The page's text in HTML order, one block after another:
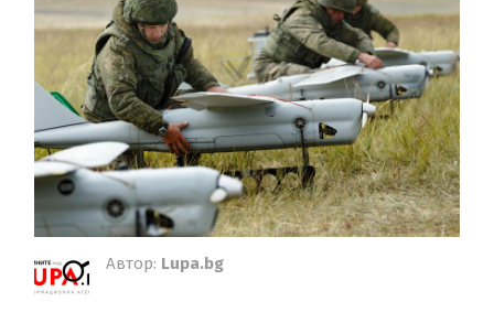
Автор: Lupa.bg